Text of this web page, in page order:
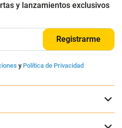
y lanzamientos exclusivos
Registrarme
y Política de Privacidad